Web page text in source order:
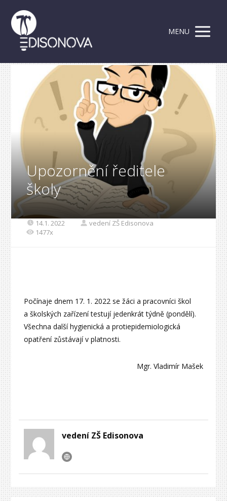
MENU
Upozornění ředitele
školy
14.1. 2022
vedení ZŠ Edisonova
1477x
Počínaje dnem 17. 1. 2022 se žáci a pracovníci škol
a školských zařízení testují jedenkrát týdně (pondělí).
Všechna další hygienická a protiepidemiologická
opatření zůstávají v platnosti.
Mgr. Vladimír Mašek
vedení ZŠ Edisonova